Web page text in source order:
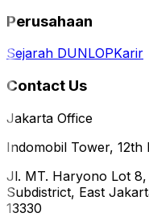
Perusahaan
Sejarah DUNLOPKarir
Contact Us
Jakarta Office
Indomobil Tower, 12th
Jl. MT. Haryono Lot 8,
Subdistrict, East
13330